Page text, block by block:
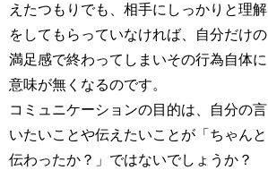
えたつもりでも、相手にしっかりと理解
をしてもらっていなければ、自分だけの
満足感で終わってしまいその行為自体に
意味が無くなるのです。
コミュニケーションの目的は、自分の言
いたいことや伝えたいことが「ちゃんと
伝わったか？」ではないでしょうか？